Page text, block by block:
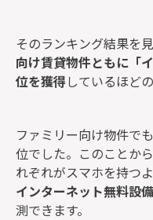
そのランキング結果を見
向け賃貸物件ともに「
位を獲得しているほど
ファミリー向け物件で
位でした。このことか
れぞれがスマホを持つよ
インターネット無料設
測できます。